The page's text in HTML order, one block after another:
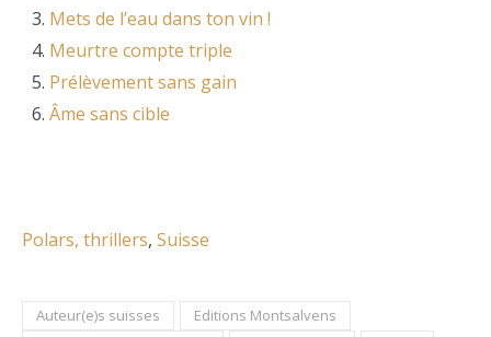
Mets de l’eau dans ton vin !
Meurtre compte triple
Prélèvement sans gain
Âme sans cible
Polars, thrillers, Suisse
Auteur(e)s suisses
Editions Montsalvens